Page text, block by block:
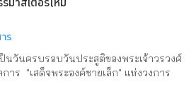
ร
นวันครบรอบวันประสูติของพระเจ้าวรวงศ์
การ "เสด็จพระองค์ชายเล็ก" แห่งวงการ